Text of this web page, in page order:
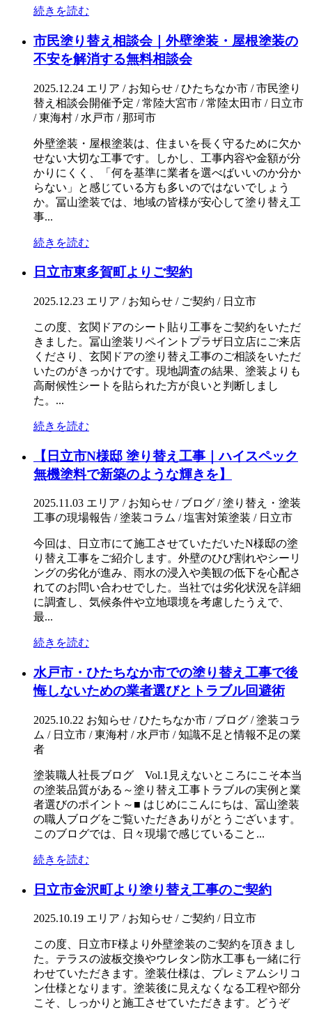
続きを読む
市民塗り替え相談会｜外壁塗装・屋根塗装の
不安を解消する無料相談会
2025.12.24 エリア / お知らせ / ひたちなか市 / 市民塗り
替え相談会開催予定 / 常陸大宮市 / 常陸太田市 / 日立市
/ 東海村 / 水戸市 / 那珂市
外壁塗装・屋根塗装は、住まいを長く守るために欠か
せない大切な工事です。しかし、工事内容や金額が分
かりにくく、「何を基準に業者を選べばいいのか分か
らない」と感じている方も多いのではないでしょう
か。冨山塗装では、地域の皆様が安心して塗り替え工
事...
続きを読む
日立市東多賀町よりご契約
2025.12.23 エリア / お知らせ / ご契約 / 日立市
この度、玄関ドアのシート貼り工事をご契約をいただ
きました。冨山塗装リペイントプラザ日立店にご来店
くださり、玄関ドアの塗り替え工事のご相談をいただ
いたのがきっかけです。現地調査の結果、塗装よりも
高耐候性シートを貼られた方が良いと判断しまし
た。...
続きを読む
【日立市N様邸 塗り替え工事｜ハイスペック
無機塗料で新築のような輝きを】
2025.11.03 エリア / お知らせ / ブログ / 塗り替え・塗装
工事の現場報告 / 塗装コラム / 塩害対策塗装 / 日立市
今回は、日立市にて施工させていただいたN様邸の塗
り替え工事をご紹介します。外壁のひび割れやシーリ
ングの劣化が進み、雨水の浸入や美観の低下を心配さ
れてのお問い合わせでした。当社では劣化状況を詳細
に調査し、気候条件や立地環境を考慮したうえで、
最...
続きを読む
水戸市・ひたちなか市での塗り替え工事で後
悔しないための業者選びとトラブル回避術
2025.10.22 お知らせ / ひたちなか市 / ブログ / 塗装コラ
ム / 日立市 / 東海村 / 水戸市 / 知識不足と情報不足の業
者
塗装職人社長ブログ Vol.1見えないところにこそ本当
の塗装品質がある～塗り替え工事トラブルの実例と業
者選びのポイント～■ はじめにこんにちは、冨山塗装
の職人ブログをご覧いただきありがとうございます。
このブログでは、日々現場で感じていること...
続きを読む
日立市金沢町より塗り替え工事のご契約
2025.10.19 エリア / お知らせ / ご契約 / 日立市
この度、日立市F様より外壁塗装のご契約を頂きまし
た。テラスの波板交換やウレタン防水工事も一緒に行
わせていただきます。塗装仕様は、プレミアムシリコ
ン仕様となります。塗装後に見えなくなる工程や部分
こそ、しっかりと施工させていただきます。どうぞ